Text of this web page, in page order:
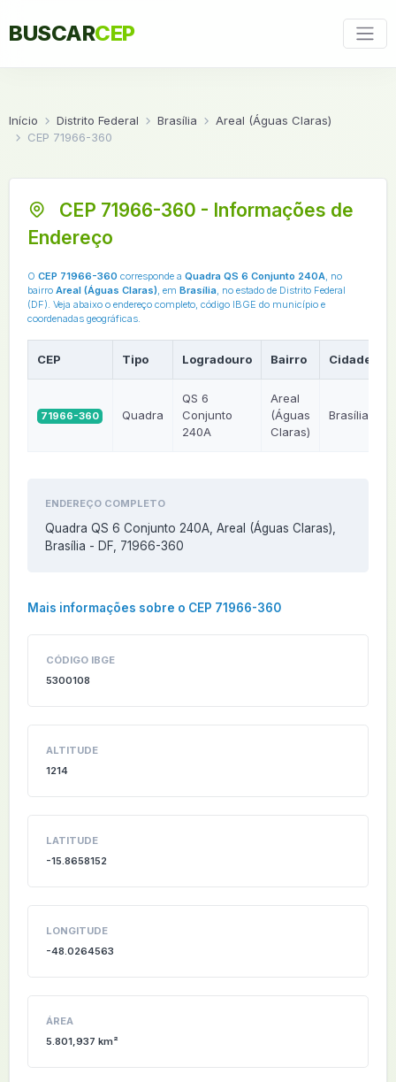
BUSCARCEP
Início Distrito Federal Brasília
Areal (Águas Claras)
CEP 71966-360
CEP 71966-360 - Informações de
Endereço
O CEP 71966-360 corresponde a Quadra QS 6 Conjunto 240A, no
bairro Areal (Águas Claras), em Brasília, no estado de Distrito Federal
(DF). Veja abaixo o endereço completo, código IBGE do município e
coordenadas geográficas.
CEP Tipo Logradouro Bairro Cidade
71966-360 Quadra
QS 6
Conjunto
240A
Areal
(Águas
Claras)
Brasília
ENDEREÇO COMPLETO
Quadra QS 6 Conjunto 240A, Areal (Águas Claras),
Brasília - DF, 71966-360
Mais informações sobre o CEP 71966-360
CÓDIGO IBGE
5300108
ALTITUDE
1214
LATITUDE
-15.8658152
LONGITUDE
-48.0264563
ÁREA
5.801,937 km²